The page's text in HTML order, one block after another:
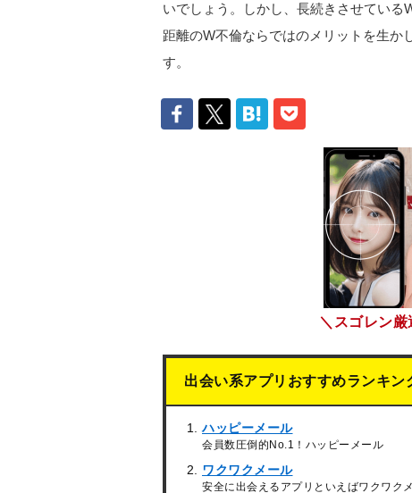
いでしょう。しかし、長続きさせてい
距離のW不倫ならではのメリットを生か
す。
＼スゴレン
出会い系アプリおすすめランキン
ハッピーメール
会員数圧倒的No.1！ハッピーメール
ワクワクメール
安全に出会えるアプリといえばワクワク